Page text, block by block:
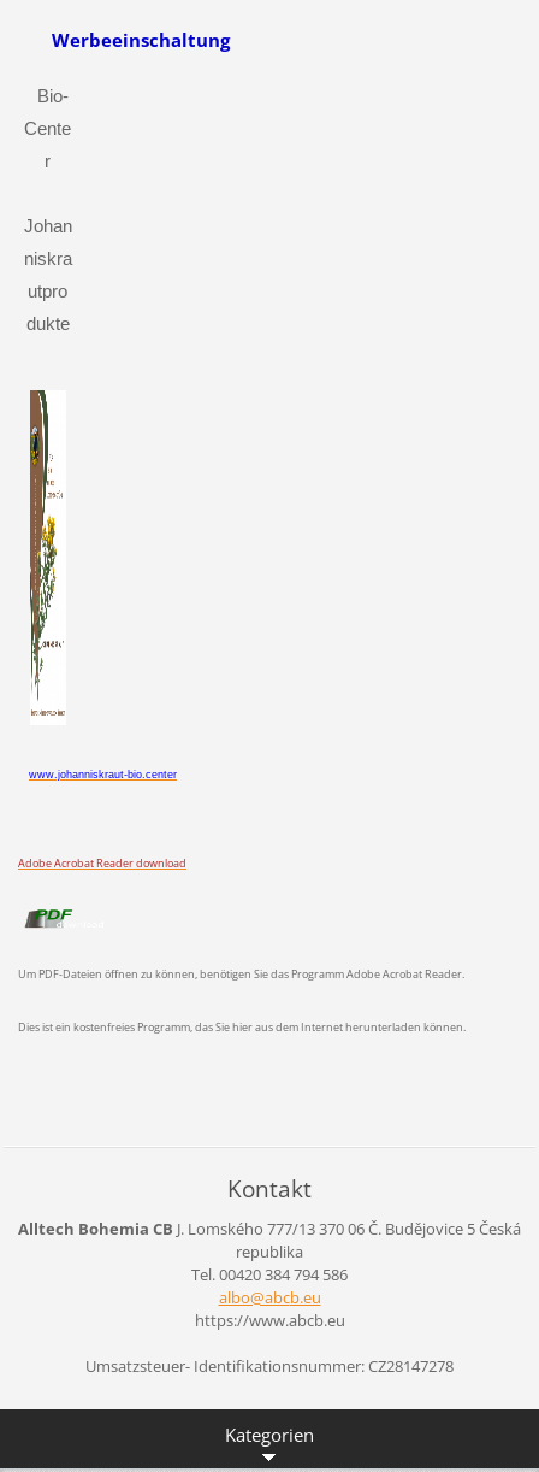
Werbeeinschaltung
Bio-
Cente
r
Johan
niskra
utpro
dukte
www.johanniskraut-bio.center
Adobe Acrobat Reader download
Um PDF-Dateien öffnen zu können, benötigen Sie das Programm Adobe Acrobat Reader.
Dies ist ein kostenfreies Programm, das Sie hier aus dem Internet herunterladen können.
Kontakt
Alltech Bohemia CB J. Lomského 777/13370 06 Č. Budějovice 5Česká
republika
Tel. 00420 384 794 586
albo@abcb.eu
https://www.abcb.eu
Umsatzsteuer- Identifikationsnummer: CZ28147278
Kategorien